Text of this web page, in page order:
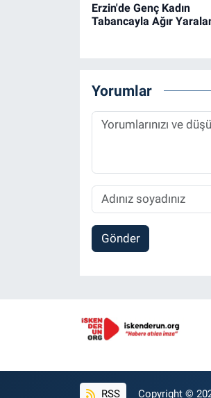
Erzin'de Genç Kadın
Tabancayla Ağır
Yorumlar
Gönder
RSS Copyright ©